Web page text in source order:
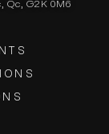
Qc, G2K 0M6